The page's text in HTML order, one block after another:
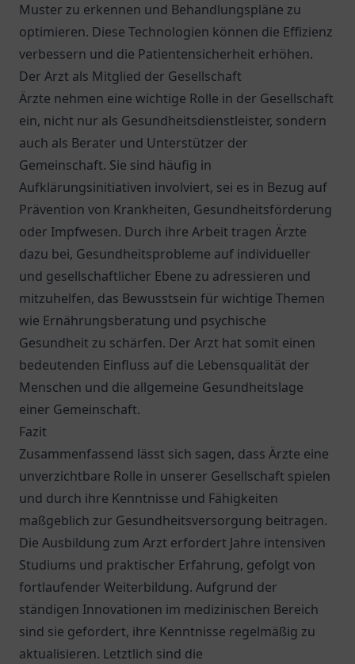
Muster zu erkennen und Behandlungspläne zu
optimieren. Diese Technologien können die Effizienz
verbessern und die Patientensicherheit erhöhen.
Der Arzt als Mitglied der Gesellschaft
Ärzte nehmen eine wichtige Rolle in der Gesellschaft
ein, nicht nur als Gesundheitsdienstleister, sondern
auch als Berater und Unterstützer der
Gemeinschaft. Sie sind häufig in
Aufklärungsinitiativen involviert, sei es in Bezug auf
Prävention von Krankheiten, Gesundheitsförderung
oder Impfwesen. Durch ihre Arbeit tragen Ärzte
dazu bei, Gesundheitsprobleme auf individueller
und gesellschaftlicher Ebene zu adressieren und
mitzuhelfen, das Bewusstsein für wichtige Themen
wie Ernährungsberatung und psychische
Gesundheit zu schärfen. Der Arzt hat somit einen
bedeutenden Einfluss auf die Lebensqualität der
Menschen und die allgemeine Gesundheitslage
einer Gemeinschaft.
Fazit
Zusammenfassend lässt sich sagen, dass Ärzte eine
unverzichtbare Rolle in unserer Gesellschaft spielen
und durch ihre Kenntnisse und Fähigkeiten
maßgeblich zur Gesundheitsversorgung beitragen.
Die Ausbildung zum Arzt erfordert Jahre intensiven
Studiums und praktischer Erfahrung, gefolgt von
fortlaufender Weiterbildung. Aufgrund der
ständigen Innovationen im medizinischen Bereich
sind sie gefordert, ihre Kenntnisse regelmäßig zu
aktualisieren. Letztlich sind die